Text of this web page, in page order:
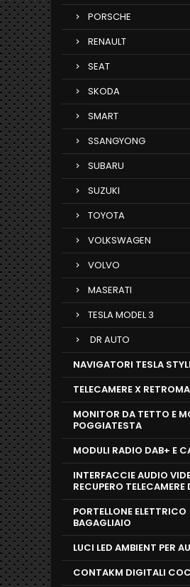
PORSCHE
RENAULT
SEAT
SKODA
SMART
SSANGYONG
SUBARU
SUZUKI
TOYOTA
VOLKSWAGEN
VOLVO
MASERATI
TESLA MODEL 3
DR AUTO
NAVIGATORI TESLA
TELECAMERE X
MONITOR DA TETTO E
POGGIATESTA
MODULI RADIO DAB+ E
INTERFACCIE AUDIO
RECUPERO TELECAMERE
PORTELLONE ELETTRICO
BAGAGLIAIO
LUCI LED AMBIENT PER
CONTAKM DIGITALI